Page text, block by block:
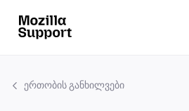
ერთობის განხილვები